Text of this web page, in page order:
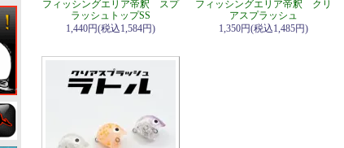
フィッシングエリア帝釈 スプ
ラッシュトップSS
1,440円(税込1,584円)
フィッシングエリア帝釈 クリ
アスプラッシュ
1,350円(税込1,485円)